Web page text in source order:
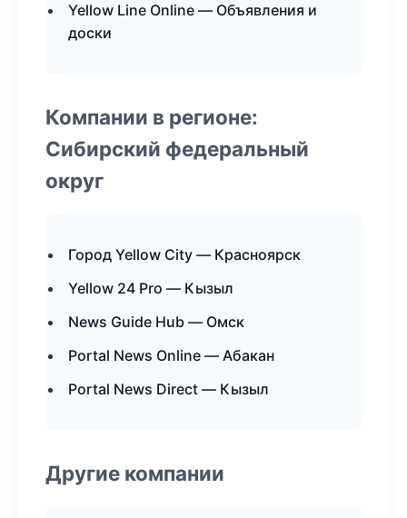
Yellow Line Online — Объявления и
доски
Компании в регионе:
Сибирский федеральный
округ
Город Yellow City — Красноярск
Yellow 24 Pro — Кызыл
News Guide Hub — Омск
Portal News Online — Абакан
Portal News Direct — Кызыл
Другие компании